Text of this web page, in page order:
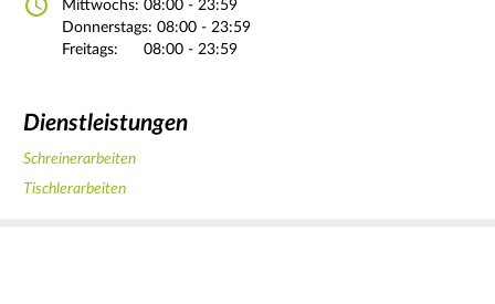
Mittwochs: 08:00 - 23:59
Donnerstags: 08:00 - 23:59
Freitags:
08:00 - 23:59
Dienstleistungen
Schreinerarbeiten
Tischlerarbeiten